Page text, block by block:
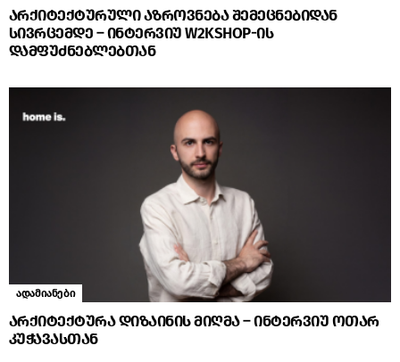
არქიტექტურული აზროვნება შემეცნებიდან
სივრცემდე – ინტერვიუ W2KSHOP-ის
დამფუძნებლებთან
ადამიანები
არქიტექტურა დიზაინის მიღმა – ინტერვიუ ოთარ
კუჭავასთან